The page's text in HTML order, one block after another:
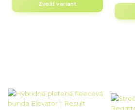
Zvoliť variant